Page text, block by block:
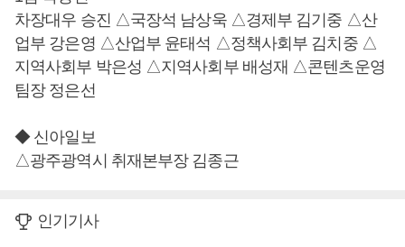
차장대우 승진 △국장석 남상욱 △경제부 김기중 △산
업부 강은영 △산업부 윤태석 △정책사회부 김치중 △
지역사회부 박은성 △지역사회부 배성재 △콘텐츠운영
팀장 정은선
◆ 신아일보
△광주광역시 취재본부장 김종근
인기기사